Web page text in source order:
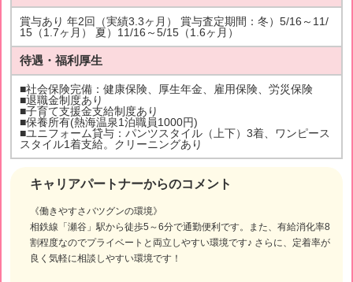
キャリアパートナーからのコメント
《働きやすさバツグンの環境》
相鉄線「瀬谷」駅から徒歩5～6分で通勤便利です。また、有給消化率8
割程度なのでプライベートと両立しやすい環境です♪ さらに、定着率が
良く気軽に相談しやすい環境です！
賞与あり 年2回（実績3.3ヶ月） 賞与査定期間：冬）5/16～11/
15（1.7ヶ月） 夏）11/16～5/15（1.6ヶ月）
待遇・福利厚生
■社会保険完備：健康保険、厚生年金、雇用保険、労災保険
■退職金制度あり
■子育て支援金支給制度あり
■保養所有(熱海温泉1泊職員1000円)
■ユニフォーム貸与：パンツスタイル（上下）3着、ワンピース
スタイル1着支給。クリーニングあり